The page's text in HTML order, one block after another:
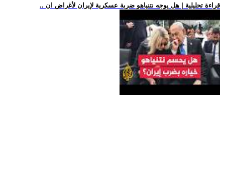
.. قراءة تحليلية | هل يوجه نتنياهو ضربة عسكرية لإيران لأغراض ان